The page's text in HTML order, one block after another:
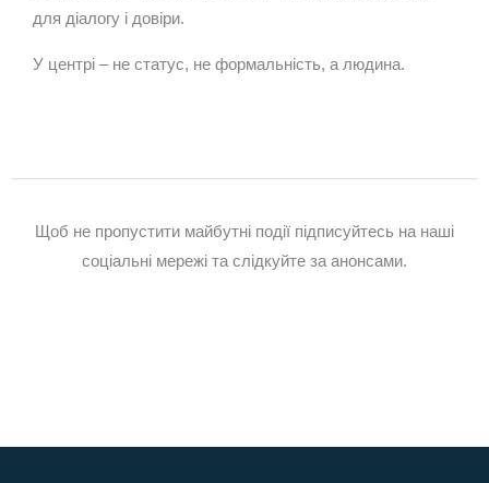
для діалогу і довіри.
У центрі – не статус, не формальність, а людина.
Щоб не пропустити майбутні події підписуйтесь на наші
соціальні мережі та слідкуйте за анонсами.